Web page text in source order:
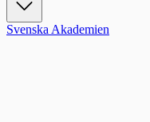
Svenska Akademien